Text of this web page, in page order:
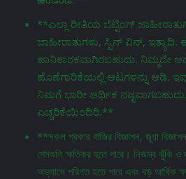
**ಎಲ್ಲಾ ರೀತಿಯ ಬೆಟ್ಟಿಂಗ್
ಜಾಹೀರಾತುಗಳು, ಸ್ಪಿನ್ ವಿನ್,
ಹಾನಿಕಾರಕವಾಗಿರಬಹುದು. ನಿಮ್ಮದೇ
ಹೊಣೆಗಾರಿಕೆಯಲ್ಲಿ ಆಟಗಳನ್ನು ಆಡಿ.
ನಿಮಗೆ ಭಾರೀ ಆರ್ಥಿಕ
ಎಚ್ಚರಿಕೆಯಿಂದಿರಿ.**
**সকল প্রকার বাজির বিজ্ঞাপন, জুয়া
গেমগুলি ক্ষতিকর হতে পারে। নিজস্ব ঝুঁকি ও
অভ্যাসে পরিণত হতে পারে এবং বড় আর্থিক